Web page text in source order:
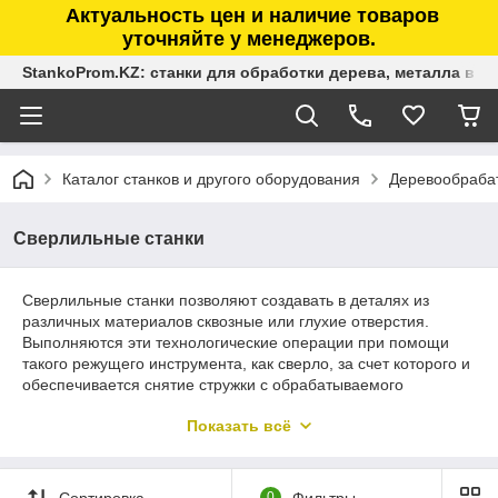
Актуальность цен и наличие товаров
уточняйте у менеджеров.
StankoProm.KZ: станки для обработки дерева, металла в
Каталог станков и другого оборудования
Сверлильные станки
Сверлильные станки позволяют создавать в деталях из
различных материалов сквозные или глухие отверстия.
Выполняются эти технологические операции при помощи
такого режущего инструмента, как сверло, за счет которого и
обеспечивается снятие стружки с обрабатываемого
данной категории позволяют использовать их не только для
и для выполнения целого перечня других технологических
операций.
Показать всё